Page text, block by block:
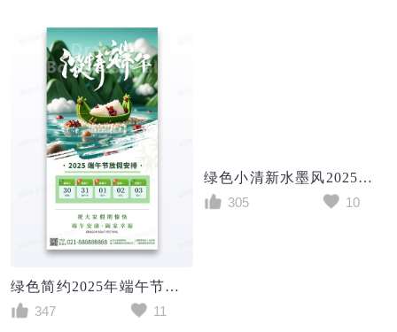
绿色简约2025年端午节浓情端午放假通知宣传海报
347
11
绿色小清新水墨风2025端午节放假通知手机海报组合
305
10